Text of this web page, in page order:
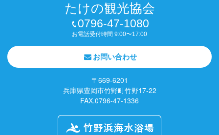
たけの観光協会
0796-47-1080
お電話受付時間 9:00〜17:00
お問い合わせ
〒669-6201
兵庫県豊岡市竹野町竹野17-22
FAX.0796-47-1336